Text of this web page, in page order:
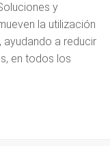
y
la utilización
a reducir
en todos los